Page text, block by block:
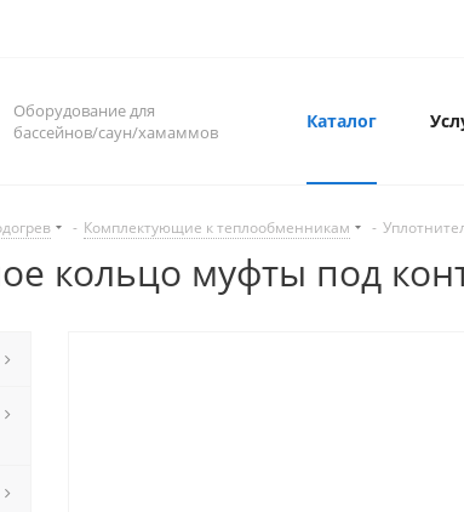
Оборудование для
бассейнов/саун/хамаммов
Каталог
- Комплектующие к теплообменникам -
кольцо муфты под